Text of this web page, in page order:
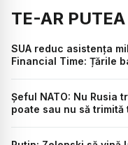
TE-AR
SUA reduc asistența
Financial Time: Țările
Șeful NATO: Nu Rusia
poate sau nu să